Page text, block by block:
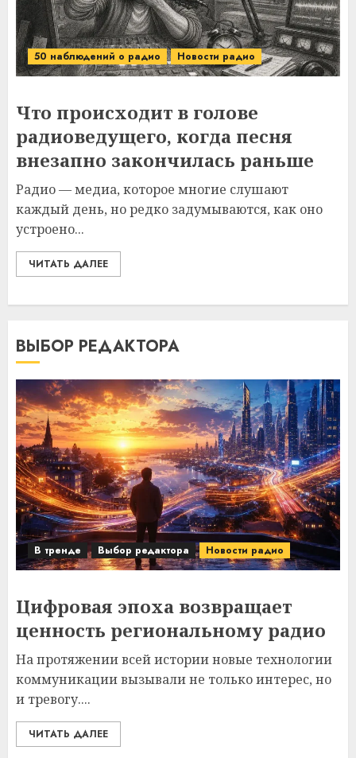
50 наблюдений о радио Новости радио
Что происходит в голове
радиоведущего, когда песня
внезапно закончилась раньше
Радио — медиа, которое многие слушают
каждый день, но редко задумываются, как оно
устроено...
ЧИТАТЬ ДАЛЕЕ
ВЫБОР РЕДАКТОРА
В тренде Выбор редактора Новости радио
Цифровая эпоха возвращает
ценность региональному радио
На протяжении всей истории новые технологии
коммуникации вызывали не только интерес, но
и тревогу....
ЧИТАТЬ ДАЛЕЕ